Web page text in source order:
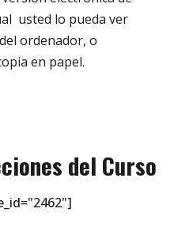
usted lo pueda ver
ordenador, o
en papel.
del Curso